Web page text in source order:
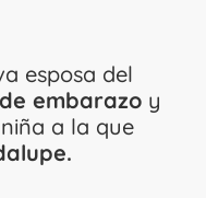
esposa del
embarazo y
a la que